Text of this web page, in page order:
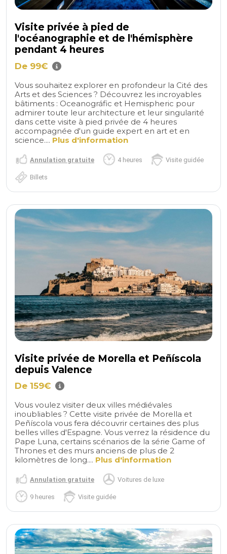
Visite privée à pied de
l'océanographie et de l'hémisphère
pendant 4 heures
De 99€
Vous souhaitez explorer en profondeur la Cité des
Arts et des Sciences ? Découvrez les incroyables
bâtiments : Oceanográfic et Hemispheric pour
admirer toute leur architecture et leur singularité
dans cette visite à pied privée de 4 heures
accompagnée d'un guide expert en art et en
science.... Plus d'information
Annulation gratuite 4 heures Visite guidée
Billets
Visite privée de Morella et Peñíscola
depuis Valence
De 159€
Vous voulez visiter deux villes médiévales
inoubliables ? Cette visite privée de Morella et
Peñíscola vous fera découvrir certaines des plus
belles villes d'Espagne. Vous verrez la résidence du
Pape Luna, certains scénarios de la série Game of
Thrones et des murs anciens de plus de 2
kilomètres de long.... Plus d'information
Annulation gratuite Voitures de luxe
9 heures Visite guidée